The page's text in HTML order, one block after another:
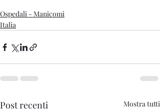
Ospedali - Manicomi
Italia
Post recenti Mostra tutti